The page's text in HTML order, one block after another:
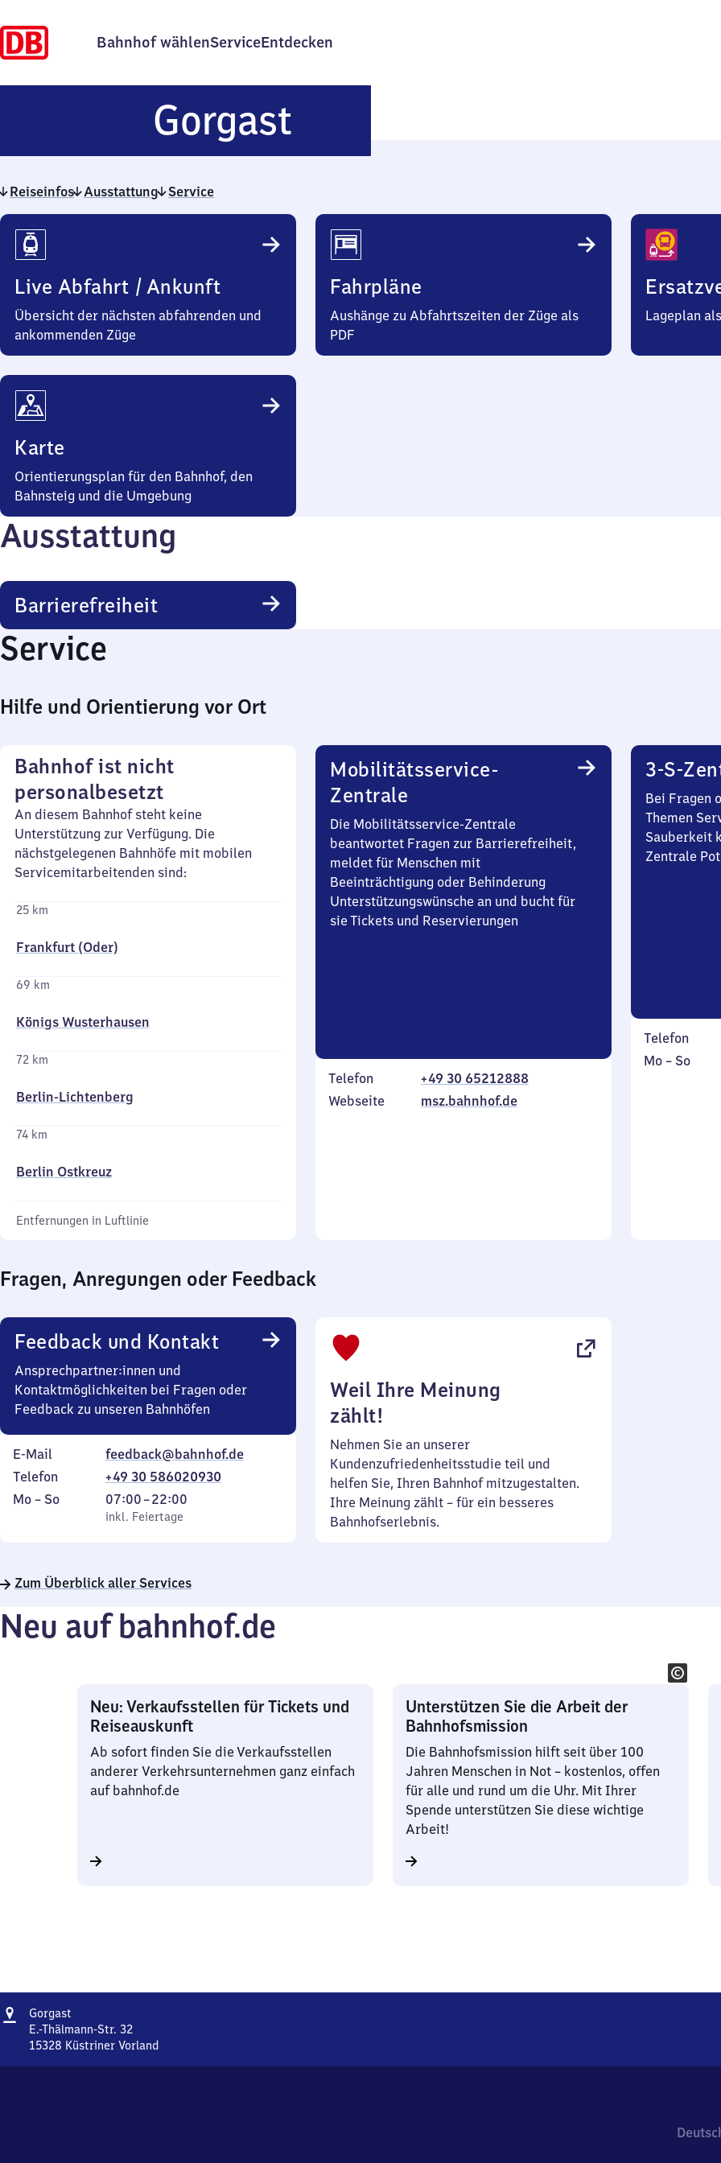
Bahnhof wählenServiceEntdecken
Gorgast
Reiseinfos Ausstattung Service
Reiseinfos
Live Abfahrt / Ankunft
Übersicht der nächsten abfahrenden und
ankommenden Züge
Fahrpläne
Aushänge zu Abfahrtszeiten der Züge als
PDF
Lageplan
Karte
Orientierungsplan für den Bahnhof, den
Bahnsteig und die Umgebung
Ausstattung
Barrierefreiheit
Service
Hilfe und Orientierung vor Ort
Bahnhof ist nicht
personalbesetzt
An diesem Bahnhof steht keine
Unterstützung zur Verfügung. Die
nächstgelegenen Bahnhöfe mit mobilen
Servicemitarbeitenden sind:
25 km
Frankfurt (Oder)
69 km
Königs Wusterhausen
72 km
Berlin-Lichtenberg
74 km
Berlin Ostkreuz
Entfernungen in Luftlinie
Mobilitätsservice-
Zentrale
Die Mobilitätsservice-Zentrale
beantwortet Fragen zur Barrierefreiheit,
meldet für Menschen mit
Beeinträchtigung oder Behinderung
Unterstützungswünsche an und bucht für
sie Tickets und Reservierungen
Telefon
+49 30 65212888
Webseite
msz.bahnhof.de
3-S-
Bei Fragen
Themen
Sauberkeit
Zentrale
Telefon
Montag
Mo – So,
Fragen, Anregungen oder Feedback
Feedback und Kontakt
Ansprechpartner:innen und
Kontaktmöglichkeiten bei Fragen oder
Feedback zu unseren Bahnhöfen
E-Mail
feedback@bahnhof.de
Telefon
+49 30 586020930
Montag
Mo – So,
inkl. Feiertage
07:00–22:00
Von
7
22
inkl. Feiertage
Weil Ihre Meinung
zählt!
Nehmen Sie an unserer
Kundenzufriedenheitsstudie teil und
helfen Sie, Ihren Bahnhof mitzugestalten.
Ihre Meinung zählt – für ein besseres
Bahnhofserlebnis.
Zum Überblick aller Services
Neu auf bahnhof.de
Neu: Verkaufsstellen für Tickets und
Reiseauskunft
Ab sofort finden Sie die Verkaufsstellen
anderer Verkehrsunternehmen ganz einfach
auf bahnhof.de
Unterstützen Sie die Arbeit der
Bahnhofsmission
Die Bahnhofsmission hilft seit über 100
Jahren Menschen in Not – kostenlos, offen
für alle und rund um die Uhr. Mit Ihrer
Spende unterstützen Sie diese wichtige
Arbeit!
Adresse
Gorgast
E.-Thälmann-Str. 32
15328 Küstriner Vorland